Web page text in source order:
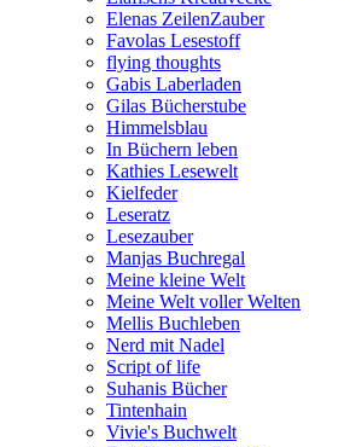
Elenas ZeilenZauber
Favolas Lesestoff
flying thoughts
Gabis Laberladen
Gilas Bücherstube
Himmelsblau
In Büchern leben
Kathies Lesewelt
Kielfeder
Leseratz
Lesezauber
Manjas Buchregal
Meine kleine Welt
Meine Welt voller Welten
Mellis Buchleben
Nerd mit Nadel
Script of life
Suhanis Bücher
Tintenhain
Vivie's Buchwelt